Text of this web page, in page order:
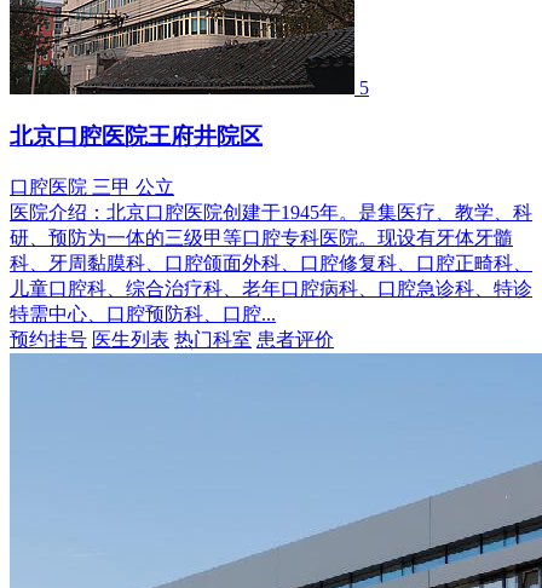
5
北京口腔医院王府井院区
口腔医院 三甲 公立
医院介绍： 北京口腔医院创建于1945年。是集医疗、教学、科
研、预防为一体的三级甲等口腔专科医院。现设有牙体牙髓
科、牙周黏膜科、口腔颌面外科、口腔修复科、口腔正畸科、
儿童口腔科、综合治疗科、老年口腔病科、口腔急诊科、特诊
特需中心、口腔预防科、口腔...
预约挂号 医生列表 热门科室 患者评价